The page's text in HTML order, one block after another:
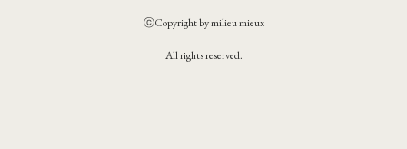
ⓒCopyright by milieu mieux
All rights reserved.